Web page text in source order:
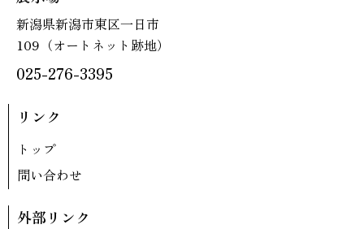
新潟県新潟市東区一日市
109（オートネット跡地）
025-276-3395
リンク
トップ
問い合わせ
外部リンク